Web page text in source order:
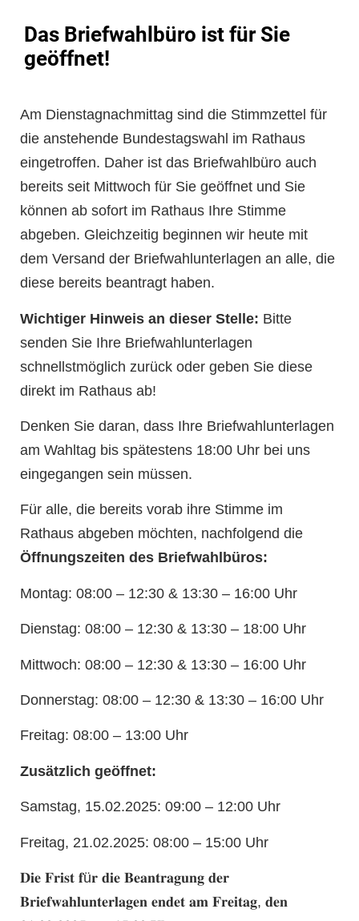
Das Briefwahlbüro ist für Sie
geöffnet!
Am Dienstagnachmittag sind die Stimmzettel für
die anstehende Bundestagswahl im Rathaus
eingetroffen. Daher ist das Briefwahlbüro auch
bereits seit Mittwoch für Sie geöffnet und Sie
können ab sofort im Rathaus Ihre Stimme
abgeben. Gleichzeitig beginnen wir heute mit
dem Versand der Briefwahlunterlagen an alle, die
diese bereits beantragt haben.
Wichtiger Hinweis an dieser Stelle: Bitte
senden Sie Ihre Briefwahlunterlagen
schnellstmöglich zurück oder geben Sie diese
direkt im Rathaus ab!
Denken Sie daran, dass Ihre Briefwahlunterlagen
am Wahltag bis spätestens 18:00 Uhr bei uns
eingegangen sein müssen.
Für alle, die bereits vorab ihre Stimme im
Rathaus abgeben möchten, nachfolgend die
Öffnungszeiten des Briefwahlbüros:
Montag: 08:00 – 12:30 & 13:30 – 16:00 Uhr
Dienstag: 08:00 – 12:30 & 13:30 – 18:00 Uhr
Mittwoch: 08:00 – 12:30 & 13:30 – 16:00 Uhr
Donnerstag: 08:00 – 12:30 & 13:30 – 16:00 Uhr
Freitag: 08:00 – 13:00 Uhr
Zusätzlich geöffnet:
Samstag, 15.02.2025: 09:00 – 12:00 Uhr
Freitag, 21.02.2025: 08:00 – 15:00 Uhr
𝐃𝐢𝐞 𝐅𝐫𝐢𝐬𝐭 𝐟ü𝐫 𝐝𝐢𝐞 𝐁𝐞𝐚𝐧𝐭𝐫𝐚𝐠𝐮𝐧𝐠 𝐝𝐞𝐫
𝐁𝐫𝐢𝐞𝐟𝐰𝐚𝐡𝐥𝐮𝐧𝐭𝐞𝐫𝐥𝐚𝐠𝐞𝐧 𝐞𝐧𝐝𝐞𝐭 𝐚𝐦 𝐅𝐫𝐞𝐢𝐭𝐚𝐠, 𝐝𝐞𝐧